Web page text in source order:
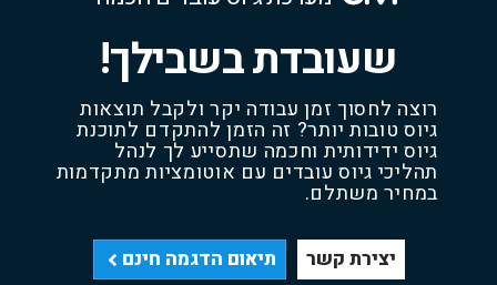
שעובדת בשבילך!
רוצה לחסוך זמן עבודה יקר ולקבל תוצאות
גיוס טובות יותר? זה הזמן להתקדם לתוכנת
גיוס ידידותית וחכמה שתסייע לך לנהל
תהליכי גיוס עובדים עם אוטומציות מתקדמות
במחיר משתלם.
יצירת קשר תיאום הדגמה חינם